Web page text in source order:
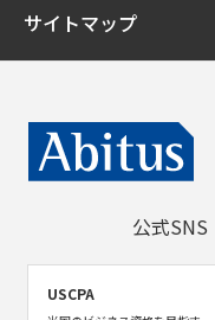
サイトマップ
公式SNS
USCPA